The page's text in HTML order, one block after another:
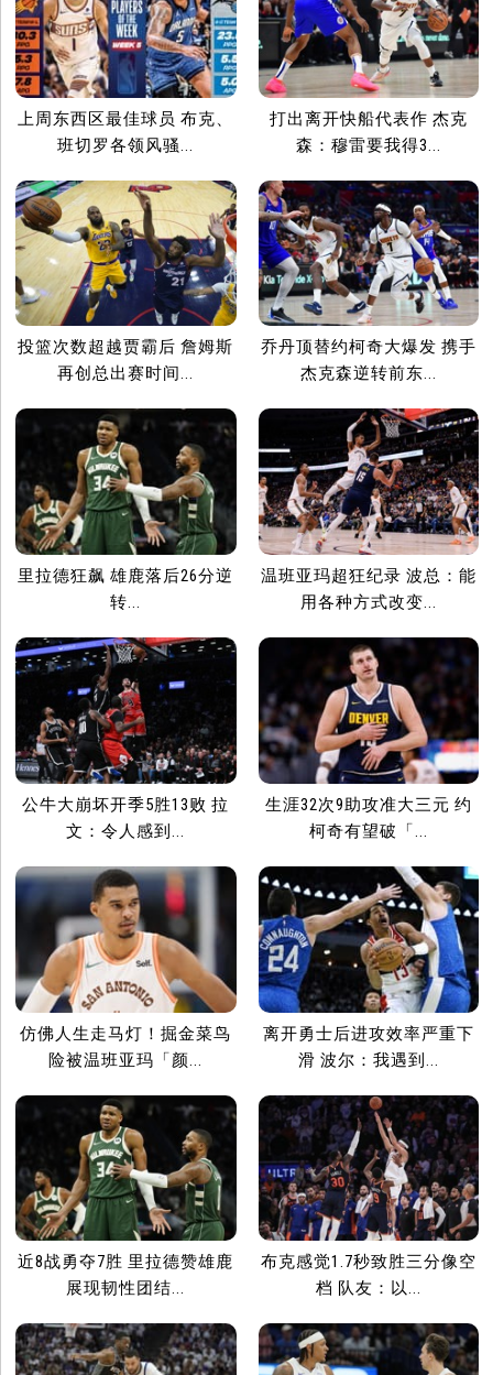
上周东西区最佳球员 布克、
班切罗各领风骚...
打出离开快船代表作 杰克
森：穆雷要我得3...
投篮次数超越贾霸后 詹姆斯
再创总出赛时间...
乔丹顶替约柯奇大爆发 携手
杰克森逆转前东...
里拉德狂飙 雄鹿落后26分逆
转...
温班亚玛超狂纪录 波总：能
用各种方式改变...
公牛大崩坏开季5胜13败 拉
文：令人感到...
生涯32次9助攻准大三元 约
柯奇有望破「...
仿佛人生走马灯！掘金菜鸟
险被温班亚玛「颜...
离开勇士后进攻效率严重下
滑 波尔：我遇到...
近8战勇夺7胜 里拉德赞雄鹿
展现韧性团结...
布克感觉1.7秒致胜三分像空
档 队友：以...